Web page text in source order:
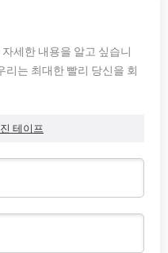
세한 내용을 알고 싶습니
리는 최대한 빨리 당신을 회
테이프